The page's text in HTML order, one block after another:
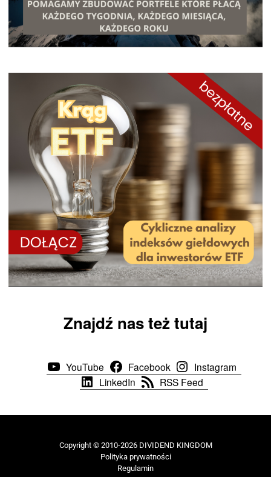
Znajdź nas też tutaj
YouTube Facebook
Instagram
LinkedIn
RSS Feed
Copyright © 2010-2026 DIVIDEND KINGDOM
Polityka prywatności
Regulamin